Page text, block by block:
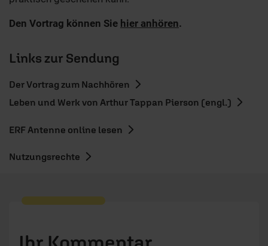
Den Vortrag können Sie hier anhören.
Links zur Sendung
Der Vortrag zum Nachhören
Leben und Werk von Arthur Tappan Pierson (engl.)
ERF Antenne online lesen
Nutzungsrechte